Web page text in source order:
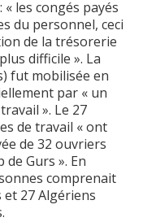
« les congés payés
du personnel, ceci
de la trésorerie
difficile ». La
fut mobilisée en
par « un
». Le 27
de travail « ont
de 32 ouvriers
Gurs ». En
comprenait
et 27 Algériens